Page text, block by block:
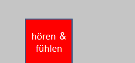
springen